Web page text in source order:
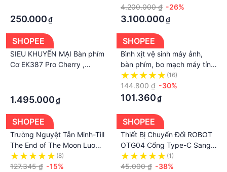
250.000₫
Stream 4k 60hz HDMI 2.0
Type-C 3.2
4.200.000 ₫ -26%
3.100.000₫
SHOPEE
SIEU KHUYẾN MẠI Bàn phím
Cơ EK387 Pro Cherry ,
1.495.000₫
SHOPEE
Bình xịt vệ sinh máy ảnh,
bàn phím, bo mạch máy tính
450ML dùng cho máy quay,
ống kính, điện thoại
(16)
144.800 ₫ -30%
101.360₫
SHOPEE
Trường Nguyệt Tẫn Minh-Till
The End of The Moon Luo
YunXi Bai Lu Tấm Lót Chuột
Bàn Phím Máy Tính Màu
(8)
127.345 ₫ -15%
SHOPEE
Thiết Bị Chuyển Đổi ROBOT
OTG04 Cổng Type-C Sang
USB-A Hàng Chính Hãng
(1)
45.000 ₫ -38%